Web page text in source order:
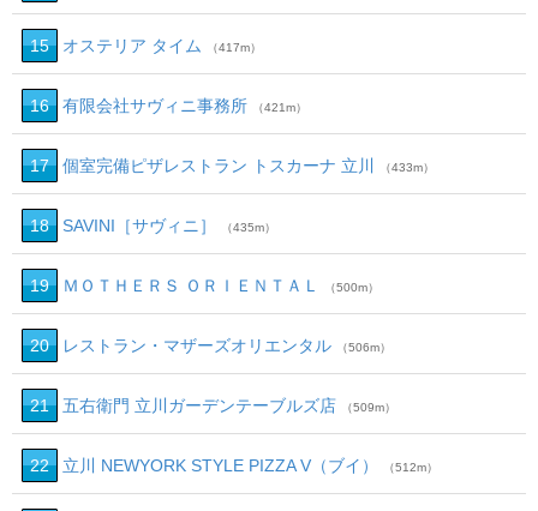
15 オステリア タイム （417m）
16 有限会社サヴィニ事務所 （421m）
17 個室完備ピザレストラン トスカーナ 立川 （433m）
18 SAVINI［サヴィニ］ （435m）
19 ＭＯＴＨＥＲＳ ＯＲＩＥＮＴＡＬ （500m）
20 レストラン・マザーズオリエンタル （506m）
21 五右衛門 立川ガーデンテーブルズ店 （509m）
22 立川 NEWYORK STYLE PIZZA V（ブイ） （512m）